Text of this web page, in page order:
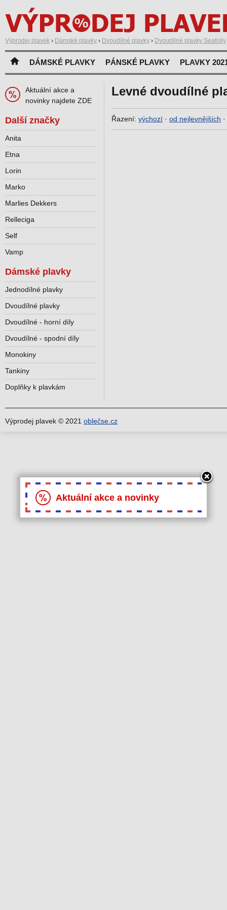
Výprodej plavek › Dámské plavky › Dvoudílné plavky › Dvoudílné plavky Seafolly
DÁMSKÉ PLAVKY PÁNSKÉ PLAVKY PLAVKY
Levné dvoudílné
Řazení: výchozí · od nejlevnějších ·
Aktuální akce a
novinky najdete ZDE
Další značky
Anita
Etna
Lorin
Marko
Marlies Dekkers
Relleciga
Self
Vamp
Dámské plavky
Jednodílné plavky
Dvoudílné plavky
Dvoudílné - horní díly
Dvoudílné - spodní díly
Monokiny
Tankiny
Doplňky k plavkám
Výprodej plavek © 2021 oblečse.cz
Aktuální akce a novinky